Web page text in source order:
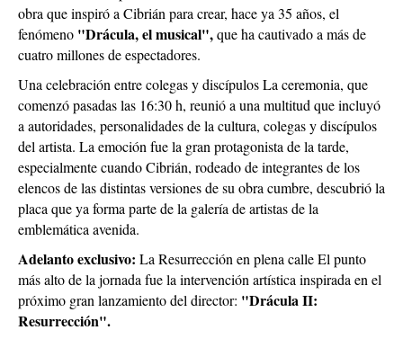
obra que inspiró a Cibrián para crear, hace ya 35 años, el
fenómeno "Drácula, el musical",que ha cautivado a más de
cuatro millones de espectadores.
Una celebración entre colegas y discípulos La ceremonia, que
comenzó pasadas las 16:30 h, reunió a una multitud que incluyó
a autoridades, personalidades de la cultura, colegas y discípulos
del artista. La emoción fue la gran protagonista de la tarde,
especialmente cuando Cibrián, rodeado de integrantes de los
elencos de las distintas versiones de su obra cumbre, descubrió la
placa que ya forma parte de la galería de artistas de la
emblemática avenida.
Adelanto exclusivo: La Resurrección en plena calle El punto
más alto de la jornada fue la intervención artística inspirada en el
próximo gran lanzamiento del director: "Drácula II:
Resurrección".